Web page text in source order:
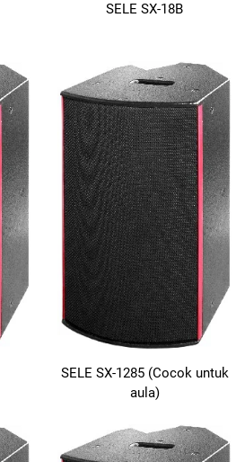
SELE SX-18B
SELE SX-1285 (Cocok untuk
aula)